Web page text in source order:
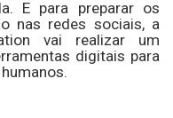
E para preparar os
nas redes sociais, a
vai realizar um
digitais para